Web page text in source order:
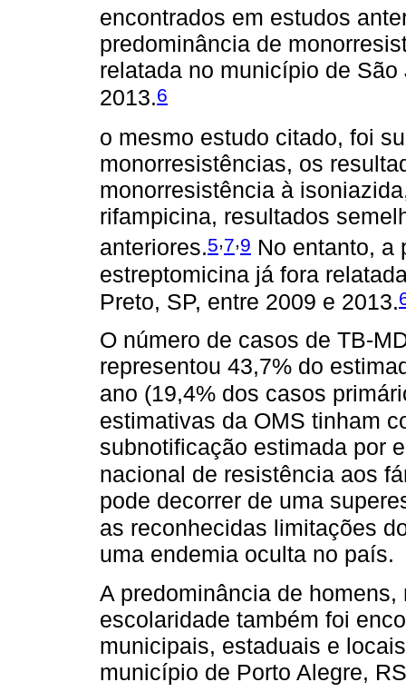
encontrados em estudos
predominância de
relatada no município de
2013.6
o mesmo estudo citado, foi
monorresistências, os
monorresistência à
rifampicina, resultados
anteriores.5,7,9 No entanto, a
estreptomicina já fora
Preto, SP, entre 2009 e 2013.
O número de casos de TB-
representou 43,7% do
ano (19,4% dos casos
estimativas da OMS tinham
subnotificação estimada por
nacional de resistência aos
pode decorrer de uma
as reconhecidas limitações
uma endemia oculta no país.
A predominância de
escolaridade também foi
municipais, estaduais e
município de Porto Alegre,